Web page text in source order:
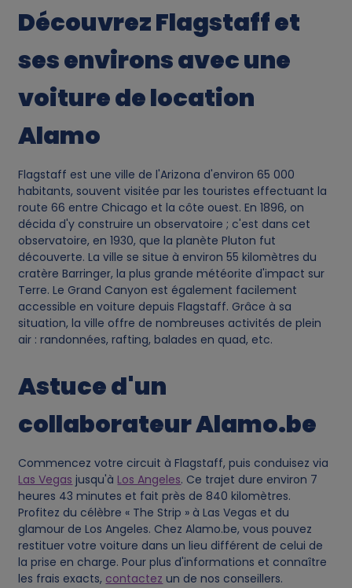
Découvrez Flagstaff et
ses environs avec une
voiture de location
Alamo
Flagstaff est une ville de l'Arizona d'environ 65 000
habitants, souvent visitée par les touristes effectuant la
route 66 entre Chicago et la côte ouest. En 1896, on
décida d'y construire un observatoire ; c'est dans cet
observatoire, en 1930, que la planète Pluton fut
découverte. La ville se situe à environ 55 kilomètres du
cratère Barringer, la plus grande météorite d'impact sur
Terre. Le Grand Canyon est également facilement
accessible en voiture depuis Flagstaff. Grâce à sa
situation, la ville offre de nombreuses activités de plein
air : randonnées, rafting, balades en quad, etc.
Astuce d'un
collaborateur Alamo.be
Commencez votre circuit à Flagstaff, puis conduisez via
Las Vegas jusqu'à Los Angeles. Ce trajet dure environ 7
heures 43 minutes et fait près de 840 kilomètres.
Profitez du célèbre « The Strip » à Las Vegas et du
glamour de Los Angeles. Chez Alamo.be, vous pouvez
restituer votre voiture dans un lieu différent de celui de
la prise en charge. Pour plus d'informations et connaître
les frais exacts, contactez un de nos conseillers.
e
s